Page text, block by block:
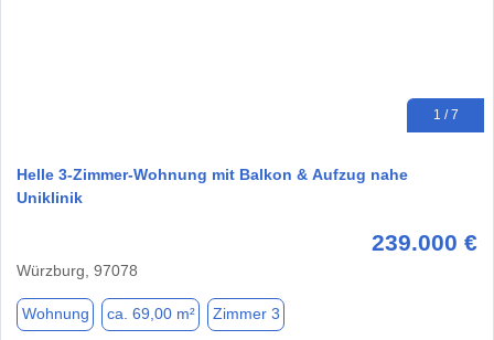
1 / 7
Helle 3-Zimmer-Wohnung mit Balkon & Aufzug nahe
Uniklinik
239.000 €
Würzburg, 97078
Wohnung ca. 69,00 m² Zimmer 3